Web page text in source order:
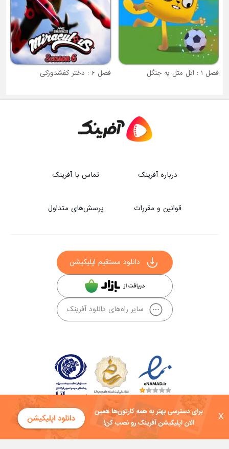
X
فصل 6 : دختر کفشدوزکی
درباره آفرینک تماس با آفرینک
قوانین و مقررات پرسش‌های متداول
دانلود مستقیم اپلیکیشن
سایر راه‌های دانلود آفرینک
کلیه حقوق این سایت به شرکت توسعه فناوی هفت آسمان توکان تعلق دارد و